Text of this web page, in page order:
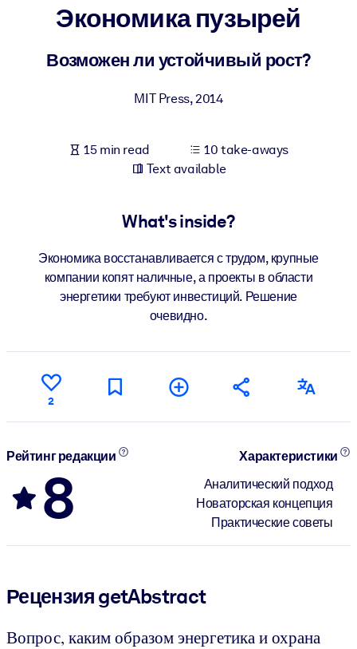
For LMS/LXP
Enrich your corporate library with trusted, ready-to-use business
Fuel your AI systems with reliable, structured knowledge to
Экономика пузырей
Возможен ли устойчивый рост?
MIT Press,2014
15 min read
10 take-aways
Text available
What's inside?
Экономика восстанавливается с трудом, крупные
компании копят наличные, а проекты в области
энергетики требуют инвестиций. Решение
очевидно.
2
Рейтинг редакции
8
Характеристики
Аналитический подход
Новаторская концепция
Практические советы
Рецензия getAbstract
Вопрос, каким образом энергетика и охрана